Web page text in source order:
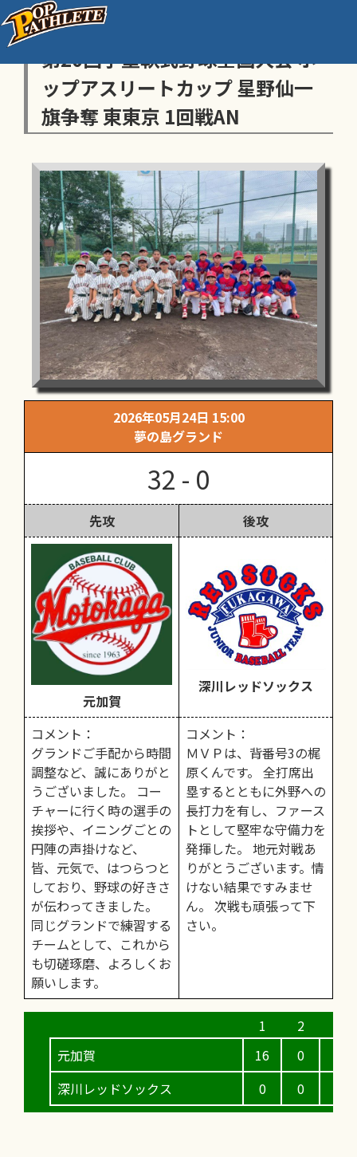
センス・トラストトーナメント
第20回学童軟式野球全国大会 ポ
ップアスリートカップ 星野仙一
旗争奪 東東京 1回戦AN
2026年05月24日 15:00
夢の島グランド
32 - 0
先攻 後攻
元加賀
深川レッドソックス
コメント：
グランドご手配から時間
調整など、誠にありがと
うございました。 コー
チャーに行く時の選手の
挨拶や、イニングごとの
円陣の声掛けなど、
皆、元気で、はつらつと
しており、野球の好きさ
が伝わってきました。
同じグランドで練習する
チームとして、これから
も切磋琢磨、よろしくお
願いします。
コメント：
ＭＶＰは、背番号3の梶
原くんです。 全打席出
塁するとともに外野への
長打力を有し、ファース
トとして堅牢な守備力を
発揮した。 地元対戦あ
りがとうございます。情
けない結果ですみませ
ん。 次戦も頑張って下
さい。
元加賀
深川レッドソックス
16
0
0
0